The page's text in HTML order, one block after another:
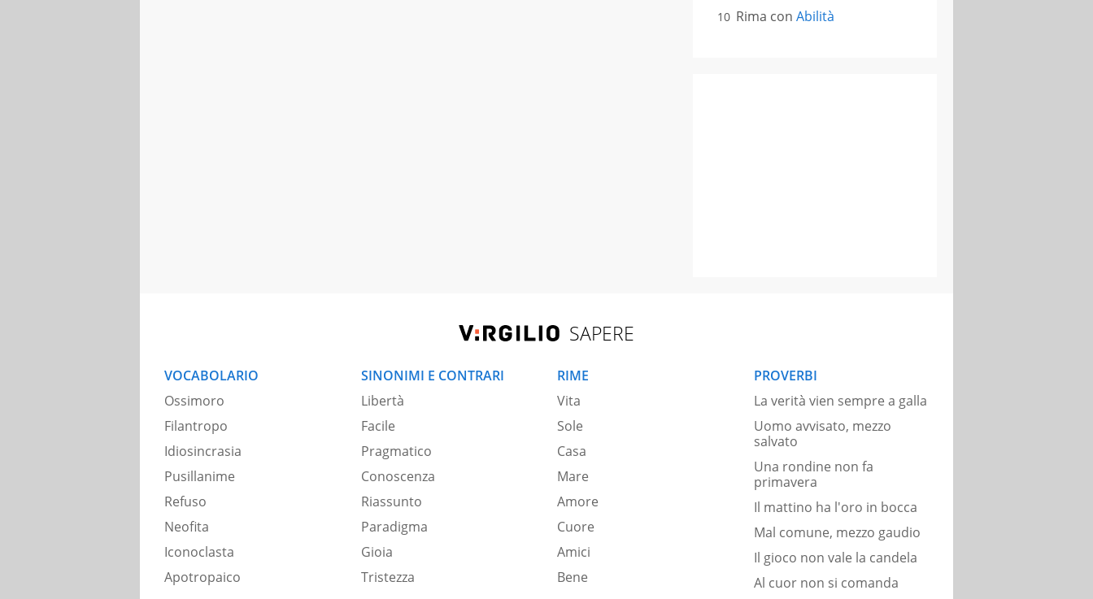
Rima con Abilità
SAPERE
VOCABOLARIO
Ossimoro
Filantropo
Idiosincrasia
Pusillanime
Refuso
Neofita
Iconoclasta
Apotropaico
SINONIMI E CONTRARI
Libertà
Facile
Pragmatico
Conoscenza
Riassunto
Paradigma
Gioia
Tristezza
RIME
Vita
Sole
Casa
Mare
Amore
Cuore
Amici
Bene
PROVERBI
La verità vien sempre a galla
Uomo avvisato, mezzo
salvato
Una rondine non fa
primavera
Il mattino ha l'oro in bocca
Mal comune, mezzo gaudio
Il gioco non vale la candela
Al cuor non si comanda